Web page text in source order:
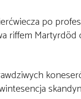
po
riffem Martyrdöd